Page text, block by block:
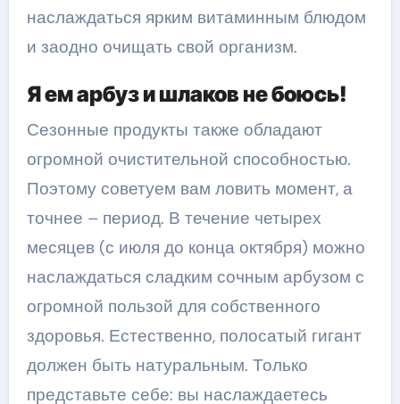
наслаждаться ярким витаминным блюдом
и заодно очищать свой организм.
Я ем арбуз и шлаков не боюсь!
Сезонные продукты также обладают
огромной очистительной способностью.
Поэтому советуем вам ловить момент, а
точнее – период. В течение четырех
месяцев (с июля до конца октября) можно
наслаждаться сладким сочным арбузом с
огромной пользой для собственного
здоровья. Естественно, полосатый гигант
должен быть натуральным. Только
представьте себе: вы наслаждаетесь